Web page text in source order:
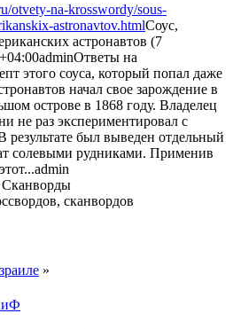
otvety-na-krosswordy/sous-
astronavtov.htmlСоус,
астронавтов (7
adminОтветы на
этого соуса, который попал даже
начал свое зарождение в
острове в 1868 году. Владелец
не раз экспериментировал с
результате был выведен отдельный
солевыми рудниками. Применив
admin
»